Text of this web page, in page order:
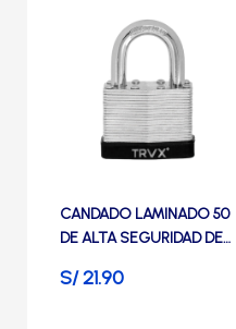
Cierrapuertas
Manillones
Otros
CANDADO LAMINADO 50
DE ALTA SEGURIDAD DE
S/21.90